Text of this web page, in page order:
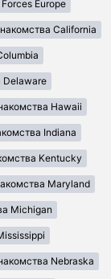
Europe
California
Delaware
Hawaii
Indiana
Kentucky
Maryland
Michigan
Nebraska